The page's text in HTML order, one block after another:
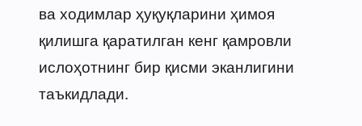
ва ходимлар ҳуқуқларини ҳимоя
қилишга қаратилган кенг қамровли
ислоҳотнинг бир қисми эканлигини
таъкидлади.